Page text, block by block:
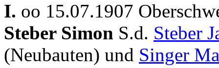
I. oo 15.07.1907
Steber Simon S.d. Steber
(Neubauten) und Singer